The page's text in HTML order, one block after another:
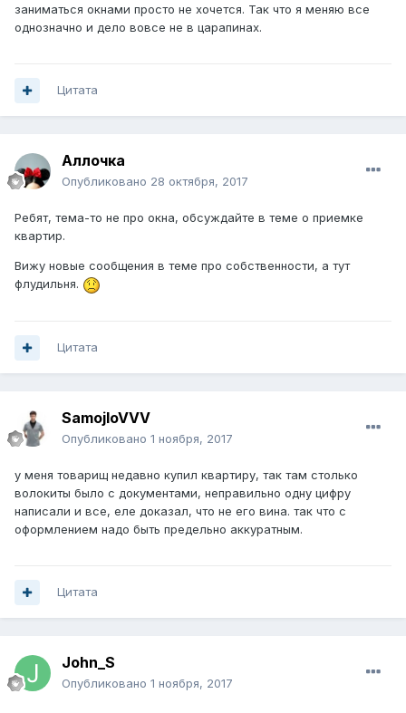
заниматься окнами просто не хочется. Так что я меняю все
однозначно и дело вовсе не в царапинах.
Цитата
Аллочка
Опубликовано 28 октября, 2017
Ребят, тема-то не про окна, обсуждайте в теме о приемке
квартир.
Вижу новые сообщения в теме про собственности, а тут
флудильня.
Цитата
SamojloVVV
Опубликовано 1 ноября, 2017
у меня товарищ недавно купил квартиру, так там столько
волокиты было с документами, неправильно одну цифру
написали и все, еле доказал, что не его вина. так что с
оформлением надо быть предельно аккуратным.
Цитата
John_S
Опубликовано 1 ноября, 2017